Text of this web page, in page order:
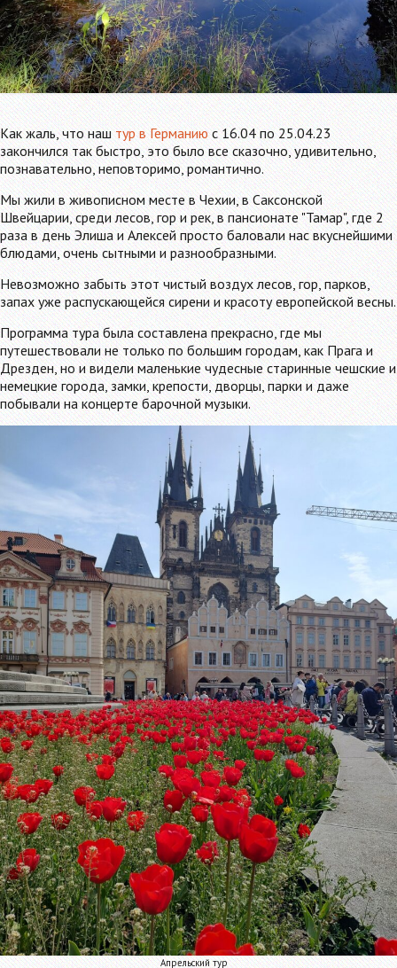
Как жаль, что наштур в Германиюс 16.04 по 25.04.23
закончился так быстро, это было все cказочно, удивительно,
познавательно, неповторимо, романтично.
Мы жили в живописном месте в Чехии, в Саксонской
Швейцарии, среди лесов, гор и рек, в пансионате "Тамар", где 2
раза в день Элиша и Алексей просто баловали нас вкуснейшими
блюдами, очень сытными и разнообразными.
Невозможно забыть этот чистый воздух лесов, гор, парков,
запах уже распускающейся сирени и красоту европейской весны.
Программа тура была составлена прекрасно, где мы
путешествовали не только по большим городам, как Прага и
Дрезден, но и видели маленькие чудесные старинные чешские и
немецкие города, замки, крепости, дворцы, парки и даже
побывали на концерте барочной музыки.
Апрельский тур